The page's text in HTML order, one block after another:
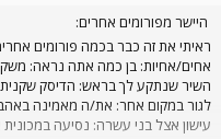
היישר מפורומים אחרים:
ראיתי את זה כבר בכמה פורומים
אחים/אחיות: בן כמה אתה נראה:
השיר שנתקע לך בראש: הדיסק
לגור במקום אחר: את/ה מאמינה
עישון אצל בני עשרה: נסיעה